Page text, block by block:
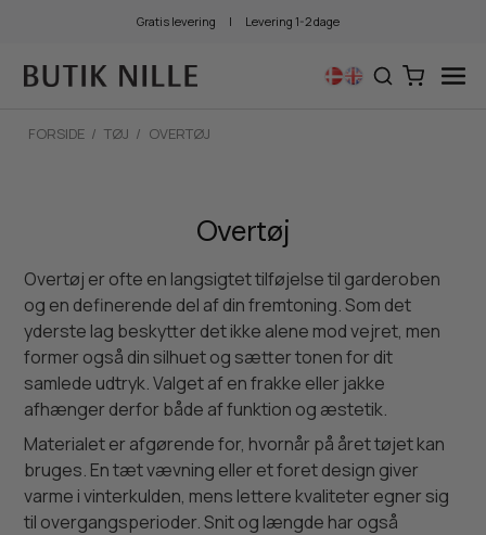
Gratis levering | Levering 1-2 dage
FORSIDE / TØJ / OVERTØJ
Overtøj
Overtøj er ofte en langsigtet tilføjelse til garderoben
og en definerende del af din fremtoning. Som det
yderste lag beskytter det ikke alene mod vejret, men
former også din silhuet og sætter tonen for dit
samlede udtryk. Valget af en frakke eller jakke
afhænger derfor både af funktion og æstetik.
Materialet er afgørende for, hvornår på året tøjet kan
bruges. En tæt vævning eller et foret design giver
varme i vinterkulden, mens lettere kvaliteter egner sig
til overgangsperioder. Snit og længde har også